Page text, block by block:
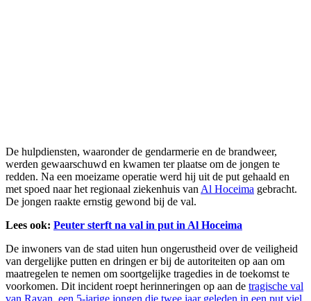
De hulpdiensten, waaronder de gendarmerie en de brandweer,
werden gewaarschuwd en kwamen ter plaatse om de jongen te
redden. Na een moeizame operatie werd hij uit de put gehaald en
met spoed naar het regionaal ziekenhuis van Al Hoceima gebracht.
De jongen raakte ernstig gewond bij de val.
Lees ook: Peuter sterft na val in put in Al Hoceima
De inwoners van de stad uiten hun ongerustheid over de veiligheid
van dergelijke putten en dringen er bij de autoriteiten op aan om
maatregelen te nemen om soortgelijke tragedies in de toekomst te
voorkomen. Dit incident roept herinneringen op aan de tragische val
van Rayan, een 5-jarige jongen die twee jaar geleden in een put viel